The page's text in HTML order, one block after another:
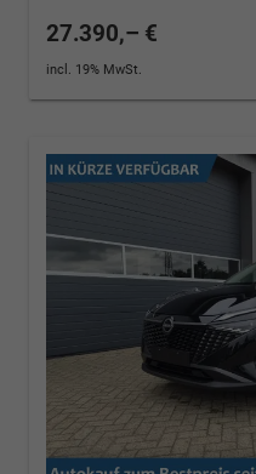
27.390,– €
incl. 19% MwSt.